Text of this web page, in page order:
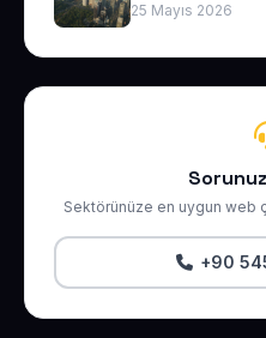
25 Mayıs 2026
Sektörünüze en uygun web
+90